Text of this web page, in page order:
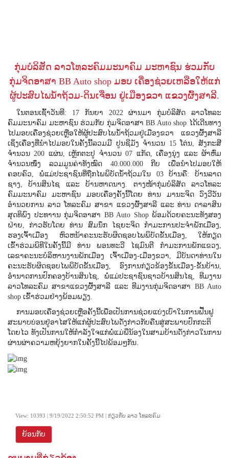
ກຸ່ມບໍລິສັດ ລາວໂທລະຄົມມະນາຄົມ ມະຫາຊົນ ຮ່ວມກັບ
ກຸ່ມຈິດອາສາ BB Auto shop ມອບ ເຄື່ອງຊ່ວຍເຫລືອໃຫ້ແກ່
ຜູ້ປະສົບໄພນໍ້າຖ້ວມ-ດິນເຈື່ອນ ຢູ່ເມືອງຂວາ ແຂວງຜົ້ງສາລີ.
ໃນຕອນເຊົ້າວັນທີ: 17 ກັນຍາ 2022 ຜ່ານມາ ກຸ່ມບໍລິສັດ ລາວໂທລະ
ຄົມມະນາຄົມ ມະຫາຊົນ ຮ່ວມກັບ ກຸ່ມຈິດອາສາ BB Auto shop ໄດ້ເດີນທາງ
ໄປມອບເຄື່ອງຊ່ວຍເຫຼືອໃຫ້ຜູ້ປະສົບໄພນໍ້າຖ້ວມຢູ່ເມືອງຂວາ ແຂວງຜົ້ງສາລີ
ເຊິ່ງເຄື່ອງທີ່ນໍາໄປມອບໃນຄັ້ງນີ້ລວມມີ ປູນຊີມັງ ຈໍານວນ 15 ໂຕ່ນ, ສັງກະສີ
ຈໍານວນ 200 ແຜ່ນ, ເຫຼັກຕະປູ ຈໍານວນ 07 ແກັດ, ເຄື່ອງນຸ່ງ ແລະ ຜ້າຫົ່ມ
ຈຳນວນໜຶ່ງ ລວມມູນຄ່າທັງໝົດ 40.000.000 ກີບ ເພື່ອນຳໄປມອບໃຫ້
ຄອບຄົວ, ພໍ່ແມ່ປະຊາຊົນທີ່ຖືກໄພພິບັດນໍ້າຖ້ວມໃນ 03 ບ້ານຄື: ບ້ານລາດ
ຊາງ, ບ້ານສິນໄຊ ແລະ ບ້ານຫາດນາງ. ຕາງໜ້າກຸ່ມບໍລິສັດ ລາວໂທລະ
ຄົມມະນາຄົມ ມະຫາຊົນ ມອບເຄື່ອງຄັ້ງນີ້ໂດຍ ທ່ານ ມານະຈິດ ວົງວີວັນ
ອຳນວຍການ ລາວ ໂທລະຄົມ ສາຂາ ແຂວງຜົ້ງສາລີ ແລະ ທ່ານ ດາລາສິນ
ສຸດທິພົງ ປະທາານ ກຸ່ມຈິດອາສາ BB Auto Shop ພ້ອມດ້ວຍຄະນະທັງສອງ
ຝ່າຍ, ກ່າວຮັບໂດຍ ທ່ານ ສົມນຶກ ໄຊຍະຈິດ ກໍາມະການປະຈໍາພັກເມືອງ,
ຮອງເຈົ້າເມືອງ ຫົວຫນ້າຄະນະຮັບຜິດຊອບໄພພິບັດຂັ້ນເມືອງ, ໃຫ້ກຽດ
ເຂົ້າຮ່ວມພິທີໃນຄັ້ງນີ້ມີ ທ່ານ ພອນທະວີ ໄຊມົນຕີ ກໍາມະການພັກແຂວງ,
ເລຂາຄະນະບໍລິຫານງານພັກເມືອງ ເຈົ້າເມືອງ-ເມືອງຂວາ, ມີບັນດາທ່ານໃນ
ຄະນະຮັບຜິດຊອບໄພພິບັດຂັ້ນເມືອງ, ອົງການກ່ຽວຂ້ອງຂັ້ນເມືອງ-ຂັ້ນບ້ານ,
ອໍານາດການປົກຄອງບ້ານສິນໄຊ, ພໍ່ແມ່ປະຊາຊົນຊາວບ້ານສິນໄຊ, ທີມງານ
ລາວໂທລະຄົມ ສາຂາແຂວງຜົ້ງສາລີ ແລະ ທີມງານກຸ່ມຈິດອາສາ BB Auto
shop ເຂົ້າຮ່ວມຢ່າງພ້ອມພຽງ.
ການມອບເຄື່ອງຊ່ວຍເຫຼືອຄັ້ງນີ້ເພື່ອເປັນການຊ່ວຍແບ່ງເບົາໃນການຟື້ນຟູ
ສະພາບບ່ອນຢູ່ອາໄສໃຫ້ແກ່ຜູ້ປະສົບໄພດັ່ງກ່າວກັບຄືນສູ່ສະພາບປົກກະຕິ
ໂດຍໄວ ທັງເປັນການໃຫ້ກໍາລັງໃຈແກ່ພໍ່ແມ່ພີ່ນ້ອງໃນສາມບ້ານດັ່ງກ່າວໃນການ
ຜ່ານຜ່າຄວາມຫຍຸ້ງຍາກໃນຄັ້ງນີ້ໄປພ້ອມໆກັນ.
View: 10393 | 9/19/2022 2:50:52 PM | ກ່ຽວກັບ ລາວ ໂທລະຄົມ
ຍ້ອນກັບ